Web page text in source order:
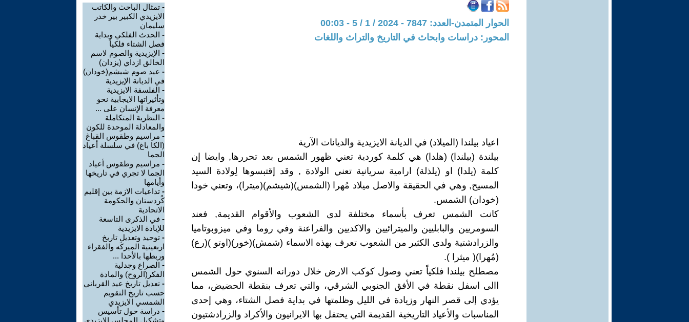
الحوار المتمدن-العدد: 7847 - 2024 / 1 / 5 - 00:03
المحور: دراسات وابحاث في التاريخ والتراث واللغات
اعياد بيلندا (الميلاد) في الديانة الايزيدية والديانات الآرية
بيلندة (بيلندا) (هلدا) هي كلمة كوردية تعني ظهور الشمس بعد تحررها, وايضا إن
كلمة (يلدا) او (يلذلة) ارامية سريانية تعني الولادة , وقد إقتبسوها لِولادة السيد
المسيح, وهي في الحقيقة والاصل ميلاد مُهرا (الشمس)(شيشم)(ميترا)، وتعني خودا
(خودان) الشمس.
كانت الشمس تعرف بأسماء مختلفة لدى الشعوب والأقوام القديمة, فعند
السومريين والبابليين والميترائيين والاكديين والفراعنة وفي روما وفي ميزوبوتاميا
والزرادشتية ولدى الكثير من الشعوب تعرف بهذه الاسماء (شمش)(خور)(اوتو )(رع)
(مُهرا)( ميثرا ).
مصطلح بيلندا فلكياً تعني وصول كوكب الارض خلال دورانه السنوي حول الشمس
االى اسفل نقطة في الأفق الجنوبي الشرقي، والتي تعرف بنقطة الحضيض، مما
يؤدي إلى قصر النهار وزيادة في الليل وظلمتها في بداية فصل الشتاء، وهي إحدى
المناسبات والأعياد التاريخية القديمة التي يحتفل بها الايرانيون والأكراد والزرادشتيون
- تمثال الباحث والكاتب
الايزيدي الكبير بير خدر
سليمان
- الحدث الفلكي وبداية
فصل الشتاء فلكياً
- الإيزيدية والصوم لاسم
الخالق ازداي (يزدان)
- عيد صوم شيشم(خودان)
في الديانة الإيزيدية
- الفلسفة الايزيدية
وتأثيراتها الايجابية نحو
معرفة الإنسان على ...
- النظرية المتكاملة
والمعادلة الموحدة للكون
- مراسيم وطقوس القباغ
(الكا باغ) في سلسلة أعياد
الجما
- مراسيم وطقوس أعياد
الجما لا تجري في تاريخها
وأيامها
- تداعيات الازمة بين إقليم
كُردستان والحكومة
الاتحادية
- في الذكرى التاسعة
للإبادة الايزيدية
- توحيد وتعديل تاريخ
اربعينية الميركَه والفقراء
وربطها بالأحدا ...
- الصراع وجدلية
الفكر(الروح) والمادة
- تعديل تاريخ عيد القرباني
حسب تاريخ التقويم
الشمسي الايزيدي
- دراسة حول تأسيس
وتشكيل المجلس الايزيدي